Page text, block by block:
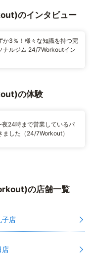
のインタビュー
か3％！様々な知識を持つ完
ナルジム 24/7Workoutイン
の体験
24時まで営業しているパ
した（24/7Workout）
の店舗一覧
子店
店